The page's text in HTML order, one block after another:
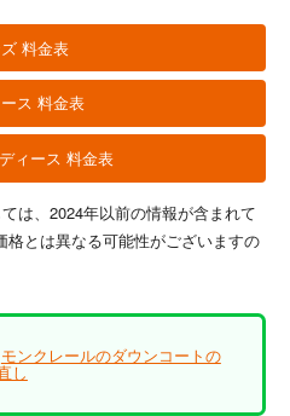
料金表
ス 料金表
ィース 料金表
は、2024年以前の情報が含まれて
とは異なる可能性がございますの
モンクレールのダウンコートの
し